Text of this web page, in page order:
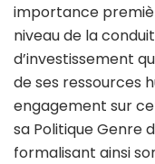
importance
niveau de la
d’investissement
de ses ressources
engagement sur
sa Politique Genre
formalisant ainsi